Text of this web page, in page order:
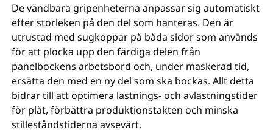
De vändbara gripenheterna anpassar sig automatiskt
efter storleken på den del som hanteras. Den är
utrustad med sugkoppar på båda sidor som används
för att plocka upp den färdiga delen från
panelbockens arbetsbord och, under maskerad tid,
ersätta den med en ny del som ska bockas. Allt detta
bidrar till att optimera lastnings- och avlastningstider
för plåt, förbättra produktionstakten och minska
stilleståndstiderna avsevärt.